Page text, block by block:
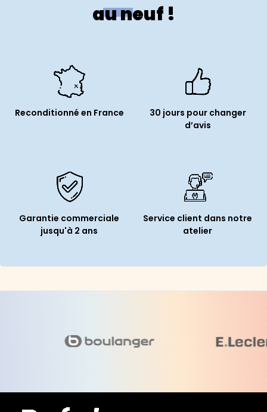
au neuf !
Reconditionné en France
30 jours pour changer
d’avis
Garantie commerciale
jusqu'à 2 ans
Service client dans notre
atelier